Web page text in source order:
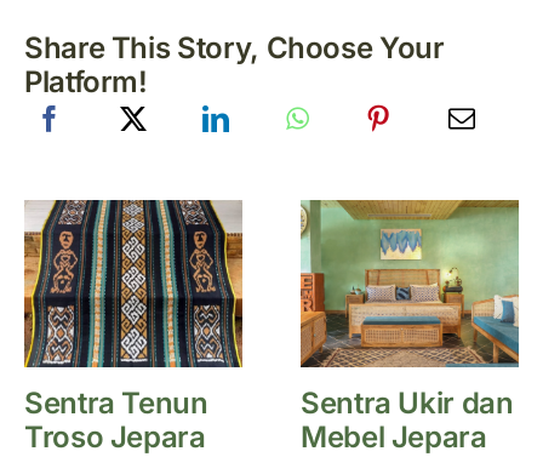
Share This Story, Choose Your
Platform!
Sentra Tenun
Troso Jepara
Sentra Ukir dan
Mebel Jepara